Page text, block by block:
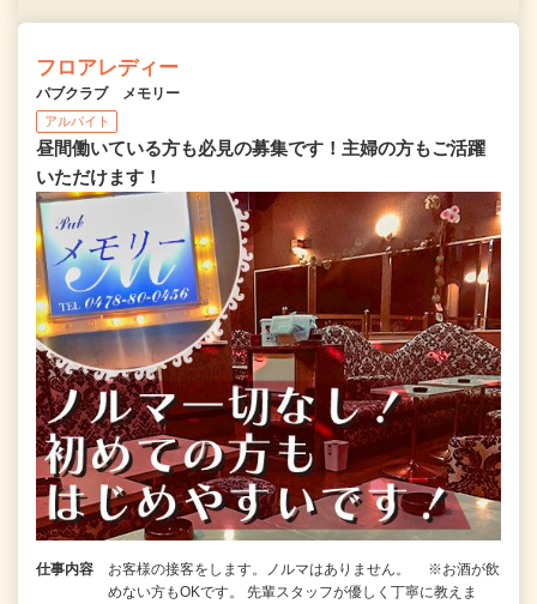
フロアレディー
パブクラブ メモリー
アルバイト
昼間働いている方も必見の募集です！主婦の方もご活躍
いただけます！
仕事内容
お客様の接客をします。ノルマはありません。 ※お酒が飲
めない方もOKです。 先輩スタッフが優しく丁寧に教えま